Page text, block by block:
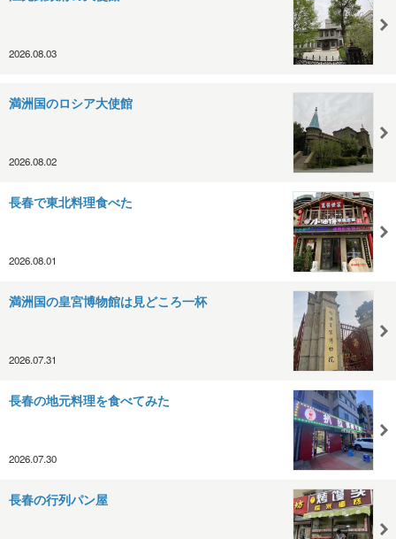
2026.08.03
満洲国のロシア大使館
2026.08.02
長春で東北料理食べた
2026.08.01
満洲国の皇宮博物館は見どころ一杯
2026.07.31
長春の地元料理を食べてみた
2026.07.30
長春の行列パン屋